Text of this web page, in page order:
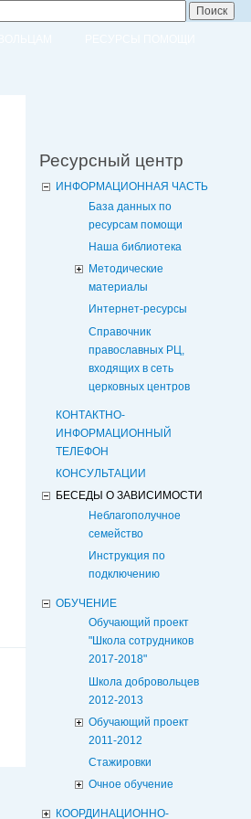
Ресурсный центр
ИНФОРМАЦИОННАЯ ЧАСТЬ
База данных по
ресурсам помощи
Наша библиотека
Методические
материалы
Интернет-ресурсы
Справочник
православных РЦ,
входящих в сеть
церковных центров
КОНТАКТНО-
ИНФОРМАЦИОННЫЙ
ТЕЛЕФОН
КОНСУЛЬТАЦИИ
БЕСЕДЫ О ЗАВИСИМОСТИ
Неблагополучное
семейство
Инструкция по
подключению
ОБУЧЕНИЕ
Обучающий проект
"Школа сотрудников
2017-2018"
Школа добровольцев
2012-2013
Обучающий проект
2011-2012
Стажировки
Очное обучение
КООРДИНАЦИОННО-